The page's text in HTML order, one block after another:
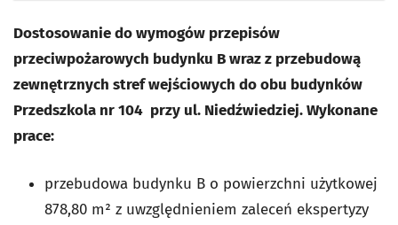
Dostosowanie do wymogów przepisów
przeciwpożarowych budynku B wraz z przebudową
zewnętrznych stref wejściowych do obu budynków
Przedszkola nr 104 przy ul. Niedźwiedziej. Wykonane
prace:
przebudowa budynku B o powierzchni użytkowej
878,80 m² z uwzględnieniem zaleceń ekspertyzy